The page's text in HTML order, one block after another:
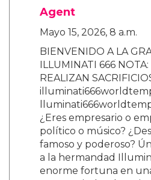
Agent
Mayo 15, 2026, 8 a.m.
BIENVENIDO A LA
ILLUMINATI 666
REALIZAN
¿Eres empresario o
político o músico?
famoso y poderoso?
a la hermandad
enorme fortuna en